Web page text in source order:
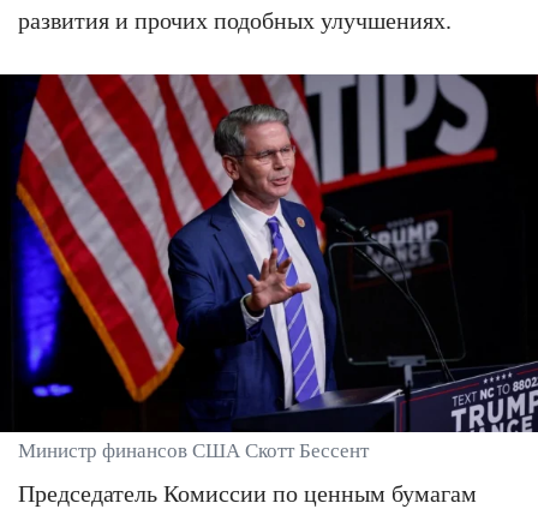
развития и прочих подобных улучшениях.
Министр финансов США Скотт Бессент
Председатель Комиссии по ценным бумагам